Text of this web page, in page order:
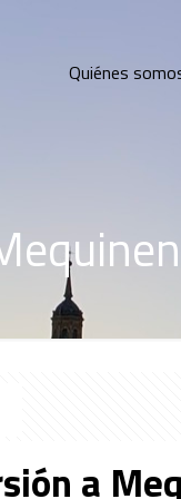
Quiénes
a